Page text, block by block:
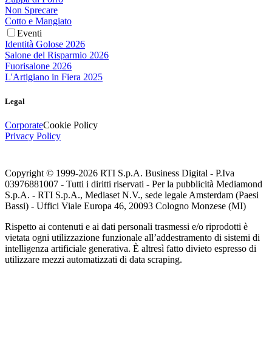
Non Sprecare
Cotto e Mangiato
Eventi
Identità Golose 2026
Salone del Risparmio 2026
Fuorisalone 2026
L'Artigiano in Fiera 2025
Legal
CorporateCookie Policy
Privacy Policy
Copyright © 1999-2026 RTI S.p.A. Business Digital - P.Iva
03976881007 - Tutti i diritti riservati - Per la pubblicità Mediamond
S.p.A. - RTI S.p.A., Mediaset N.V., sede legale Amsterdam (Paesi
Bassi) - Uffici Viale Europa 46, 20093 Cologno Monzese (MI)
Rispetto ai contenuti e ai dati personali trasmessi e/o riprodotti è
vietata ogni utilizzazione funzionale all’addestramento di sistemi di
intelligenza artificiale generativa. È altresì fatto divieto espresso di
utilizzare mezzi automatizzati di data scraping.